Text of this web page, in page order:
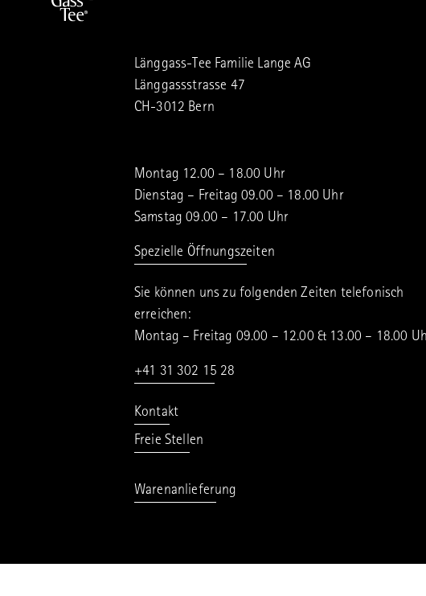
Länggass-Tee Familie Lange AG
Länggassstrasse 47
CH-3012 Bern
Montag 12.00 – 18.00 Uhr
Dienstag – Freitag 09.00 – 18.00 Uhr
Samstag 09.00 – 17.00 Uhr
Spezielle Öffnungszeiten
Sie können uns zu folgenden Zeiten telefonisch
erreichen:
Montag – Freitag 09.00 – 12.00 & 13.00 – 18.00
+41 31 302 15 28
Kontakt
Freie Stellen
Warenanlieferung